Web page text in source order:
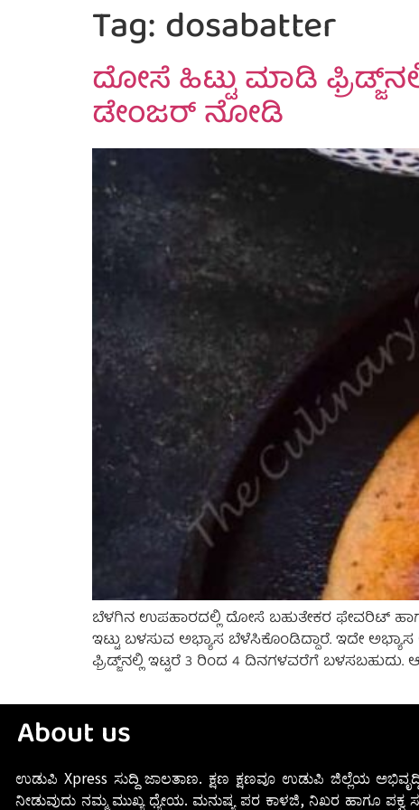
Tag:dosabatter
ದೋಸೆ ಹಿಟ್ಟು ಮಾಡಿ
ಡೇಂಜರ್ ನೋಡಿ
ಬೆಳಗಿನ ಉಪಹಾರದಲ್ಲಿ ದೋಸೆ ಬಹುತೇಕರ ಫೇವರಿಟ್
ಇಟ್ಟು ಬಳಸುವ ಅಭ್ಯಾಸ ಬೆಳೆಸಿಕೊಂಡಿದ್ದಾರೆ. ಇದೇ
ಫ್ರಿಡ್ಜ್‌ನಲ್ಲಿ ಇಟ್ಟರೆ 3 ರಿಂದ 4 ದಿನಗಳವರೆಗೆ ಬಳಸಬಹುದು.
About us
ಉಡುಪಿ Xpress ಸುದ್ದಿ ಜಾಲತಾಣ. ಕ್ಷಣ ಕ್ಷಣವೂ ಉಡುಪಿ ಜಿಲ್ಲೆಯ
ನೀಡುವುದು ನಮ್ಮ ಮುಖ್ಯ ಧ್ಯೇಯ. ಮನುಷ್ಯ ಪರ ಕಾಳಜಿ, ನಿಖರ ಹಾಗೂ